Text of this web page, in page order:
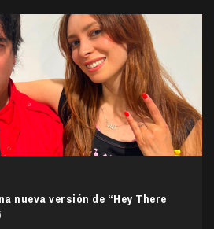
nueva versión de “Hey There